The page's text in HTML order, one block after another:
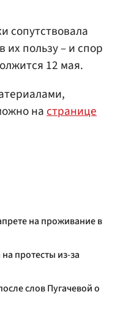
сопутствовала
пользу – и спор
12 мая.
настранице
на проживание в
протесты из-за
слов Пугачевой о